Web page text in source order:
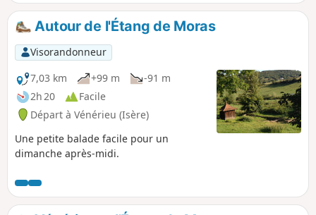
Autour de l'Étang de Moras
Visorandonneur
7,03 km
+99 m
-91 m
2h 20
Facile
Départ à Vénérieu (Isère)
Une petite balade facile pour un
dimanche après-midi.